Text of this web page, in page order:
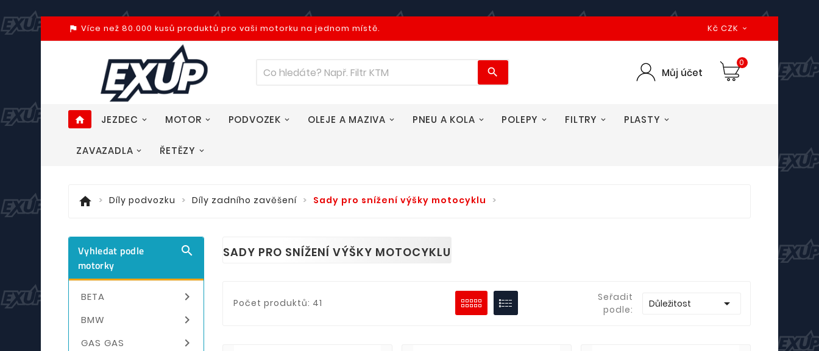
assistant_photo Více než 80.000 kusů produktů pro vaši motorku na jednom místě. Kč CZK 
 Můj účet
0
home JEZDEC MOTOR PODVOZEK OLEJE A MAZIVA PNEU A KOLA POLEPY FILTRY PLASTY
ZAVAZADLA ŘETĚZY
home Díly podvozku Díly zadního zavěšení Sady pro snížení výšky motocyklu
Vyhledat podle
motorky

BETA 
BMW 
GAS GAS 
SADY PRO SNÍŽENÍ VÝŠKY MOTOCYKLU
Počet produktů: 41
Seřadit
podle:
Důležitost 